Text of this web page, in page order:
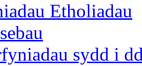
Etholiadau
sydd i